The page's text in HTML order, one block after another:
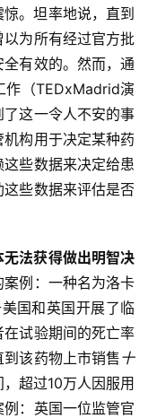
。坦率地说，直到
为所有经过官方批
有效的。然而，通
作（TEDxMadrid演
这一令人不安的事
构用于决定某种药
些数据来决定给患
些数据来评估是否
法获得做出明智决
例：一种名为洛卡
国和英国开展了临
试验期间的死亡率
该药物上市销售十
超过10万人因服用
：英国一位监管官